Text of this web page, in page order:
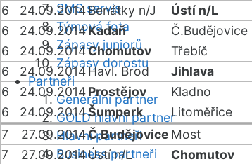
SMS servis
Týmová fota
Zápasy juniorů
Zápasy dorostu
Partneři
Generální partner
GOLD hlavní partner
Hlavní partneři
Business partneři
6
24.09.2014Benátky n/J Ústí n/L
6
24.09.2014Kadaň Č.Budějovice
6
24.09.2014Chomutov Třebíč
6
24.09.2014Havl. Brod Jihlava
6
24.09.2014Prostějov Kladno
6
24.09.2014Šumperk Litoměřice
7
27.09.2014Č.Budějovice Most
7
27.09.2014Ústí n/L Chomutov